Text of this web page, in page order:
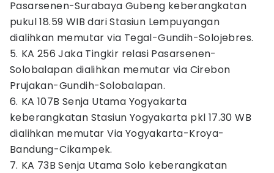
Pasarsenen-Surabaya Gubeng keberangkatan
pukul 18.59 WIB dari Stasiun Lempuyangan
dialihkan memutar via Tegal-Gundih-Solojebres.
5. ⁠KA 256 Jaka Tingkir relasi Pasarsenen-
Solobalapan dialihkan memutar via Cirebon
Prujakan-Gundih-Solobalapan.
6. ⁠KA 107B Senja Utama Yogyakarta
keberangkatan Stasiun Yogyakarta pkl 17.30 WB
dialihkan memutar Via Yogyakarta-Kroya-
Bandung-Cikampek.
7. ⁠KA 73B Senja Utama Solo keberangkatan